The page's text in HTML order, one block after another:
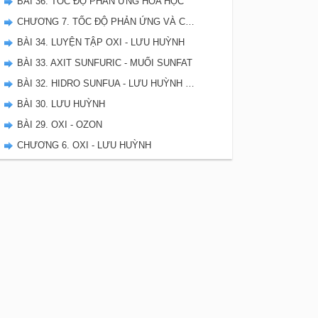
CHƯƠNG 7. TỐC ĐỘ PHẢN ỨNG VÀ CÂN BẰNG HÓA HỌC - SBT HÓA 10
BÀI 34. LUYỆN TẬP OXI - LƯU HUỲNH
BÀI 33. AXIT SUNFURIC - MUỐI SUNFAT
BÀI 32. HIDRO SUNFUA - LƯU HUỲNH DIOXIT - LƯU HUYNH TRIOXIT
BÀI 30. LƯU HUỲNH
BÀI 29. OXI - OZON
CHƯƠNG 6. OXI - LƯU HUỲNH